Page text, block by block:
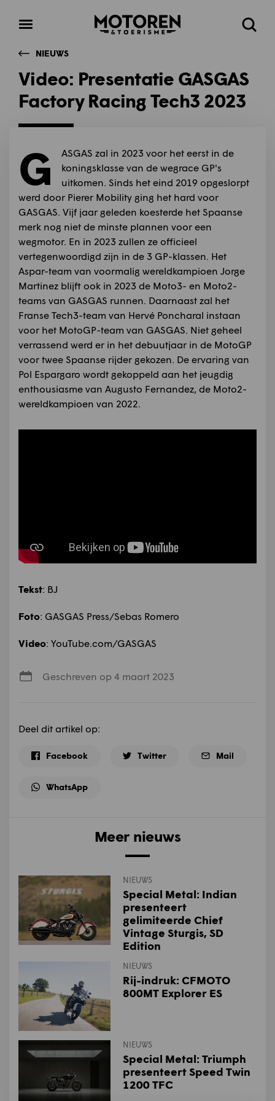
Open
Homepage Zoeken
NIEUWS
Video: Presentatie GASGAS
Factory Racing Tech3 2023
G
ASGAS zal in 2023 voor het eerst in de
koningsklasse van de wegrace GP's
uitkomen. Sinds het eind 2019 opgeslorpt
werd door Pierer Mobility ging het hard voor
GASGAS. Vijf jaar geleden koesterde het Spaanse
merk nog niet de minste plannen voor een
wegmotor. En in 2023 zullen ze officieel
vertegenwoordigd zijn in de 3 GP-klassen. Het
Aspar-team van voormalig wereldkampioen Jorge
Martinez blijft ook in 2023 de Moto3- en Moto2-
teams van GASGAS runnen. Daarnaast zal het
Franse Tech3-team van Hervé Poncharal instaan
voor het MotoGP-team van GASGAS. Niet geheel
verrassend werd er in het debuutjaar in de MotoGP
voor twee Spaanse rijder gekozen. De ervaring van
Pol Espargaro wordt gekoppeld aan het jeugdig
enthousiasme van Augusto Fernandez, de Moto2-
wereldkampioen van 2022.
Tekst: BJ
Foto: GASGAS Press/Sebas Romero
Video: YouTube.com/GASGAS
Geschreven op 4 maart 2023
Deel dit artikel op:
Facebook Twitter Mail
WhatsApp
Meer nieuws
NIEUWS
Special Metal: Indian
presenteert
gelimiteerde Chief
Vintage Sturgis, SD
Edition
NIEUWS
Rij-indruk: CFMOTO
800MT Explorer ES
NIEUWS
Special Metal: Triumph
presenteert Speed Twin
1200 TFC